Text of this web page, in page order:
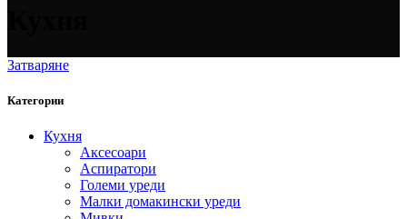
Затваряне
Категории
Кухня
Аксесоари
Аспиратори
Големи уреди
Малки домакински уреди